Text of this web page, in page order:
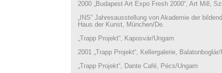
2000 „Budapest Art Expo Fresh 2000“, Art Mill,
„INS“ Jahresausstellung von Akademie der
Haus der Kunst, München/De.
„Trapp Projekt“, Kaposvár/Ungarn
2001 „Trapp Projekt“, Kellergalerie, Balatonboglár/
„Trapp Projekt“, Dante Café, Pécs/Ungarn